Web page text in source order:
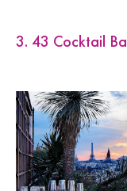
3. 43 Cocktail